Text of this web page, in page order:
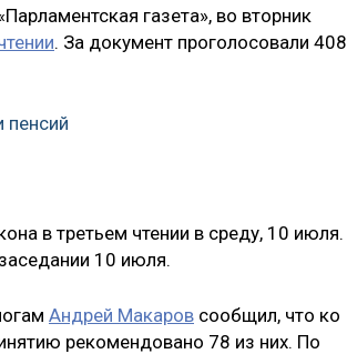
газета», во вторник
. За документ проголосовали 408
пенсий
в третьем чтении в среду, 10 июля.
10 июля.
Андрей Макаров сообщил, что ко
рекомендовано 78 из них. По